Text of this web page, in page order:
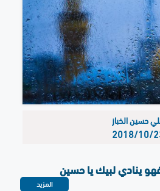
حسين الخباز
ينادي لبيك يا حسين
المزيد